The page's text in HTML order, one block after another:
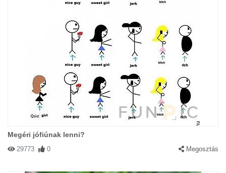
Megéri jófiúnak lenni?
29773 0 Megosztás